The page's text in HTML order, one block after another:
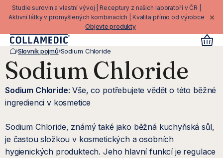
Přejít
na
Studie surovin a vlastní vývoj | Receptury z našich laboratoří v ČR |
Aktivní látky v promyšlených kombinacích | Kvalita přímo od výrobce
Objevte produkty
Domů
Slovník pojmů Sodium Chloride
Sodium Chloride
Sodium Chloride: Vše, co potřebujete vědět o této běžné
ingredienci v kosmetice
Sodium Chloride, známý také jako běžná kuchyňská sůl,
je častou složkou v kosmetických a osobních
hygienických produktech. Jeho hlavní funkcí je regulace